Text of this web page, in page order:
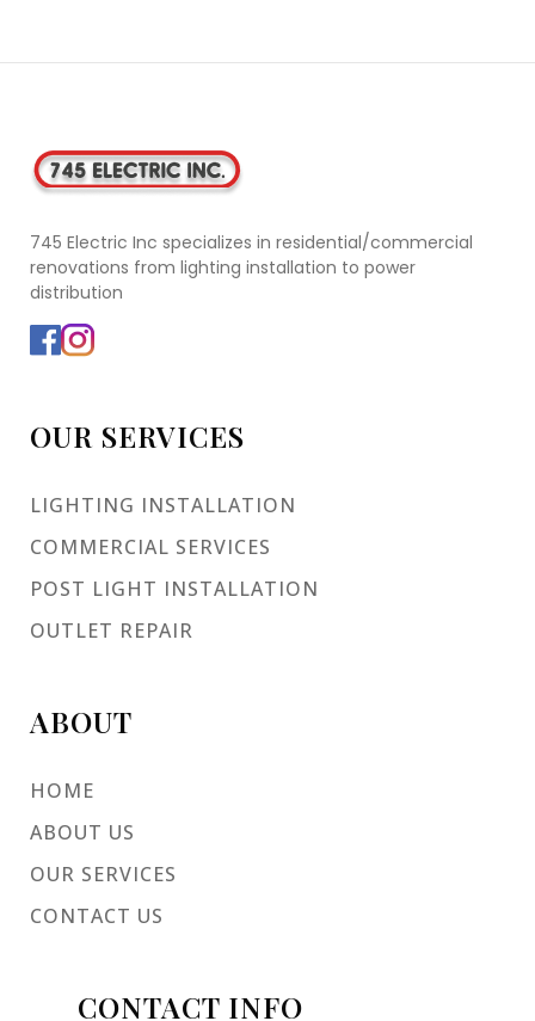
745 Electric Inc specializes in residential/commercial
renovations from lighting installation to power
distribution
OUR SERVICES
LIGHTING INSTALLATION
COMMERCIAL SERVICES
POST LIGHT INSTALLATION
OUTLET REPAIR
ABOUT
HOME
ABOUT US
OUR SERVICES
CONTACT US
CONTACT INFO